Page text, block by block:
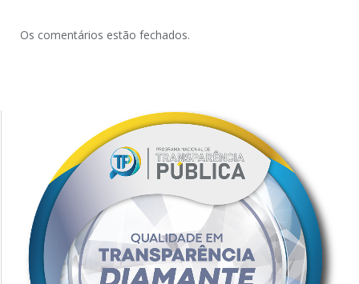
Os comentários estão fechados.